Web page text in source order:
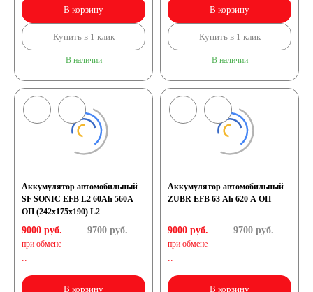
В корзину
Купить в 1 клик
В наличии
В корзину
Купить в 1 клик
В наличии
Аккумулятор автомобильный
SF SONIC EFB L2 60Ah 560A
ОП (242х175х190) L2
9000 руб.
при обмене
..
9700руб.
В корзину
Аккумулятор автомобильный
ZUBR EFB 63 Ah 620 A ОП
9000 руб.
при обмене
..
9700руб.
В корзину